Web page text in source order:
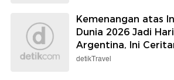
Kemenangan atas
Dunia 2026 Jadi
Argentina, Ini
detikTravel